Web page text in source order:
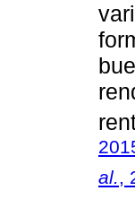
al.,